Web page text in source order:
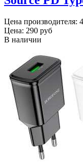
Цена производителя:
Цена: 290 руб
В наличии